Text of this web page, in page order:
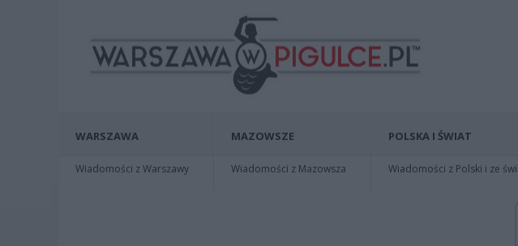
WARSZAWA
Wiadomości z Warszawy
MAZOWSZE
Wiadomości z Mazowsza
POLSKA I ŚWIAT
Wiadomości z Polski i ze